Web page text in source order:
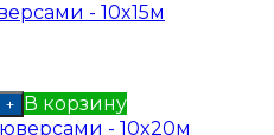
- 10x15м
+ В корзину